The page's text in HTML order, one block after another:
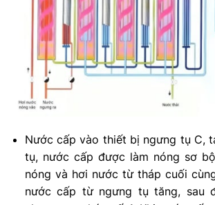
Nước cấp vào thiết bị ngưng tụ C,
tụ, nước cấp được làm nóng sơ
nóng và hơi nước từ tháp cuối
nước cấp từ ngưng tụ tăng, sau